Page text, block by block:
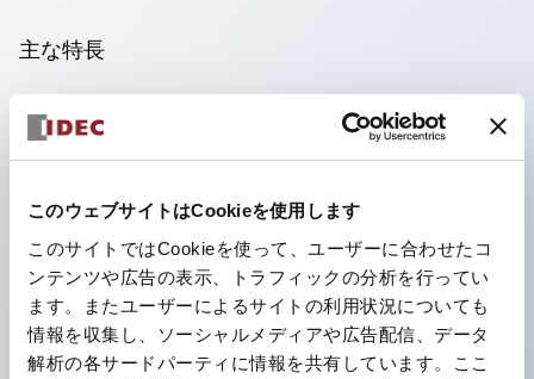
このウェブサイトはCookieを使用します
このサイトではCookieを使って、ユーザーに合わせたコ
ンテンツや広告の表示、トラフィックの分析を行ってい
ます。またユーザーによるサイトの利用状況についても
情報を収集し、ソーシャルメディアや広告配信、データ
解析の各サードパーティに情報を共有しています。ここ
主な特長
複数の作業者が危険区域に入って作業する場合の安全確
保に最適。
を被せて南京錠（最大2個）で施錠可能。
作業者全員がそれぞれの南京錠で施錠（3人以上の場合
は市販のハスプを併用）すれば、危険区域内に取り残さ
れる事故を防止。
※南京錠による安全確保は作業ルールによるものです。